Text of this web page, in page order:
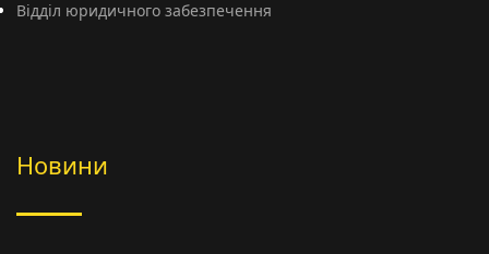
Відділ юридичного забезпечення
Новини